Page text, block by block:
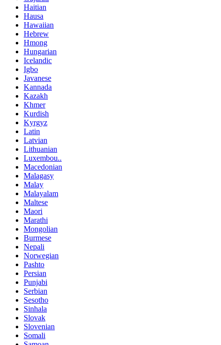
Haitian
Hausa
Hawaiian
Hebrew
Hmong
Hungarian
Icelandic
Igbo
Javanese
Kannada
Kazakh
Khmer
Kurdish
Kyrgyz
Latin
Latvian
Lithuanian
Luxembou..
Macedonian
Malagasy
Malay
Malayalam
Maltese
Maori
Marathi
Mongolian
Burmese
Nepali
Norwegian
Pashto
Persian
Punjabi
Serbian
Sesotho
Sinhala
Slovak
Slovenian
Somali